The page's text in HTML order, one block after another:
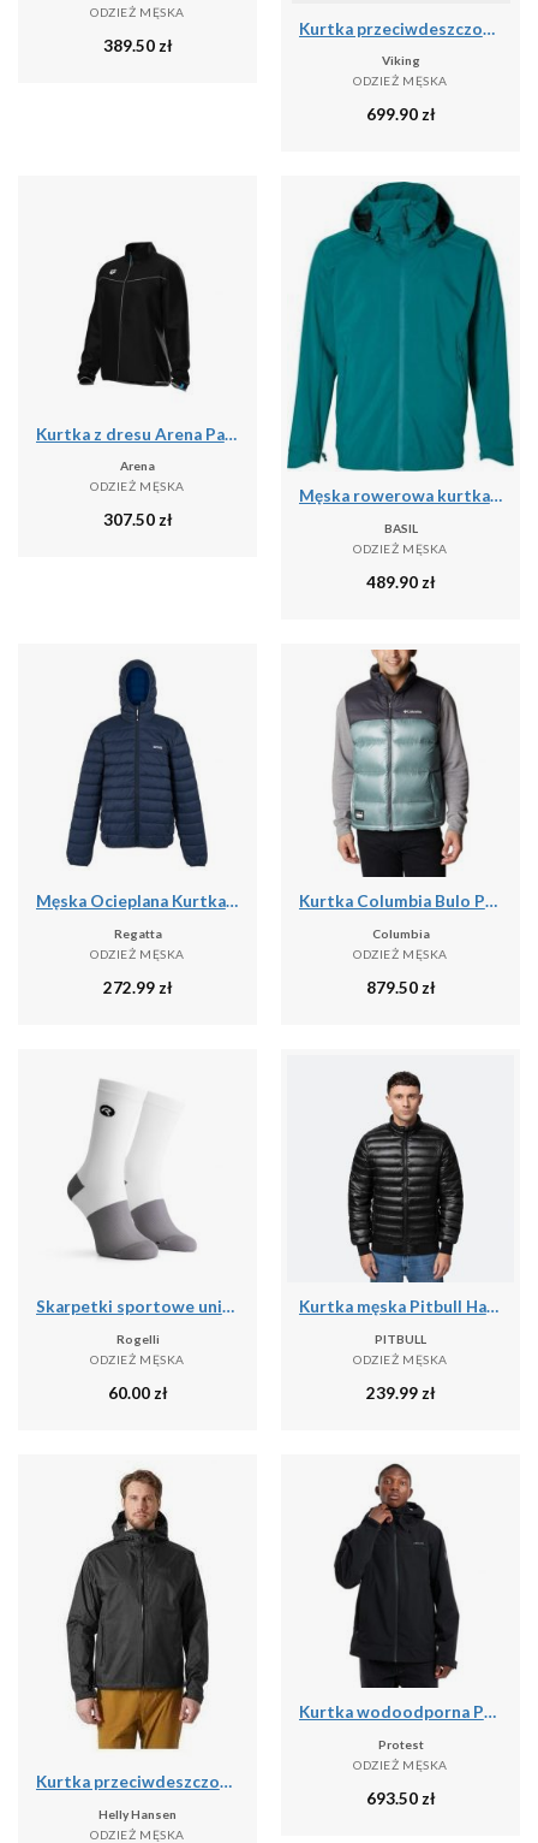
ODZIEŻ MĘSKA
389.50 zł
Kurtka przeciwdeszczowa męska Viking Trek Pro 2.5
Viking
ODZIEŻ MĘSKA
699.90zł
Kurtka z dresu Arena Panel
Arena
ODZIEŻ MĘSKA
307.50zł
Męska rowerowa kurtka przeciwdeszczowa Skane, turkusowo-zielona
BASIL
ODZIEŻ MĘSKA
489.90 zł
Męska Ocieplana Kurtka Z Kapturem Marizion
Regatta
ODZIEŻ MĘSKA
272.99 zł
Kurtka Columbia Bulo Point II Down
Columbia
ODZIEŻ MĘSKA
879.50 zł
Skarpetki sportowe unisex Rogelli Distance
Rogelli
ODZIEŻ MĘSKA
60.00 zł
Kurtka męska Pitbull Harper Padded
PITBULL
ODZIEŻ MĘSKA
239.99 zł
Kurtka przeciwdeszczowa męska Helly Hansen Loke Terra Jacket
Helly Hansen
ODZIEŻ MĘSKA
Kurtka wodoodporna Protest Prtgatewood
Protest
ODZIEŻ MĘSKA
693.50 zł